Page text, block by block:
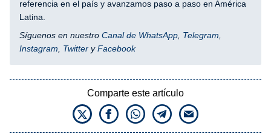
referencia en el país y avanzamos paso a paso en América
Latina.
Síguenos en nuestro Canal de WhatsApp Telegram
Instagram
Twitter yFacebook
Comparte este artículo